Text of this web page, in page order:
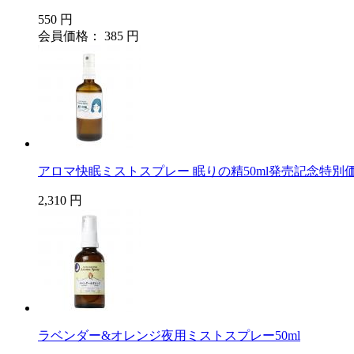
550 円
会員価格： 385 円
アロマ快眠ミストスプレー 眠りの精50ml発売記念特別
2,310 円
ラベンダー&オレンジ夜用ミストスプレー50ml